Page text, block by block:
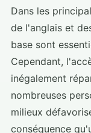
Dans les
de l'anglais et
base sont
Cependant,
inégalement
nombreuses
milieux
conséquence